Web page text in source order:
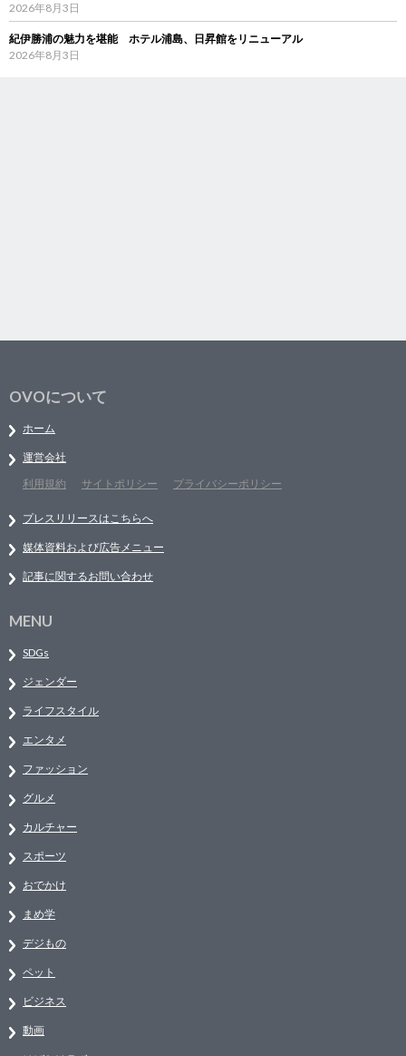
2026年8月3日
紀伊勝浦の魅力を堪能 ホテル浦島、日昇館をリニューアル
2026年8月3日
OVOについて
ホーム
運営会社
利用規約
サイトポリシー プライバシーポリシー
プレスリリースはこちらへ
媒体資料および広告メニュー
記事に関するお問い合わせ
MENU
SDGs
ジェンダー
ライフスタイル
エンタメ
ファッション
グルメ
カルチャー
スポーツ
おでかけ
まめ学
デジもの
ペット
ビジネス
動画